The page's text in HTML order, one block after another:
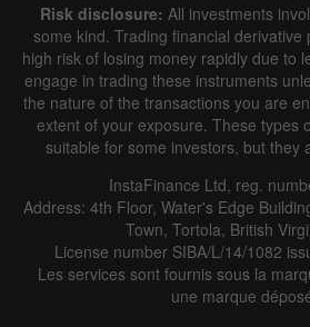
Risk disclosure: All investments
some kind. Trading financial derivative
high risk of losing money rapidly due to
engage in trading these instruments
the nature of the transactions you are
extent of your exposure. These types
suitable for some investors, but they
InstaFinance Ltd, reg.
Address: 4th Floor, Water's Edge
Town, Tortola, British
License number SIBA/L/14/1082
Les services sont fournis sous la
une marque